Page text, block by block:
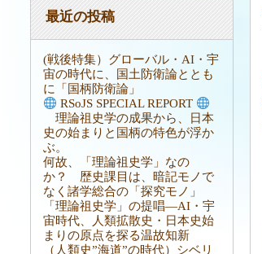
最近の投稿
(戦後特集）グローバル・AI・宇
宙の時代に、国土防衛論ととも
に「国柄防衛論」
RSoJS SPECIAL REPORT
理論祖史学の成果から、日本
史の始まりと国柄の特色が浮か
ぶ。
何故、「理論祖史学」なの
か？ 歴史課目は、暗記モノで
なく諸学総合の「探究モノ」
「理論祖史学」の提唱―AI・宇
宙時代、人類拡散史・日本史始
まりの原点を探る温故知新
（人類史”海道”の時代）シベリ